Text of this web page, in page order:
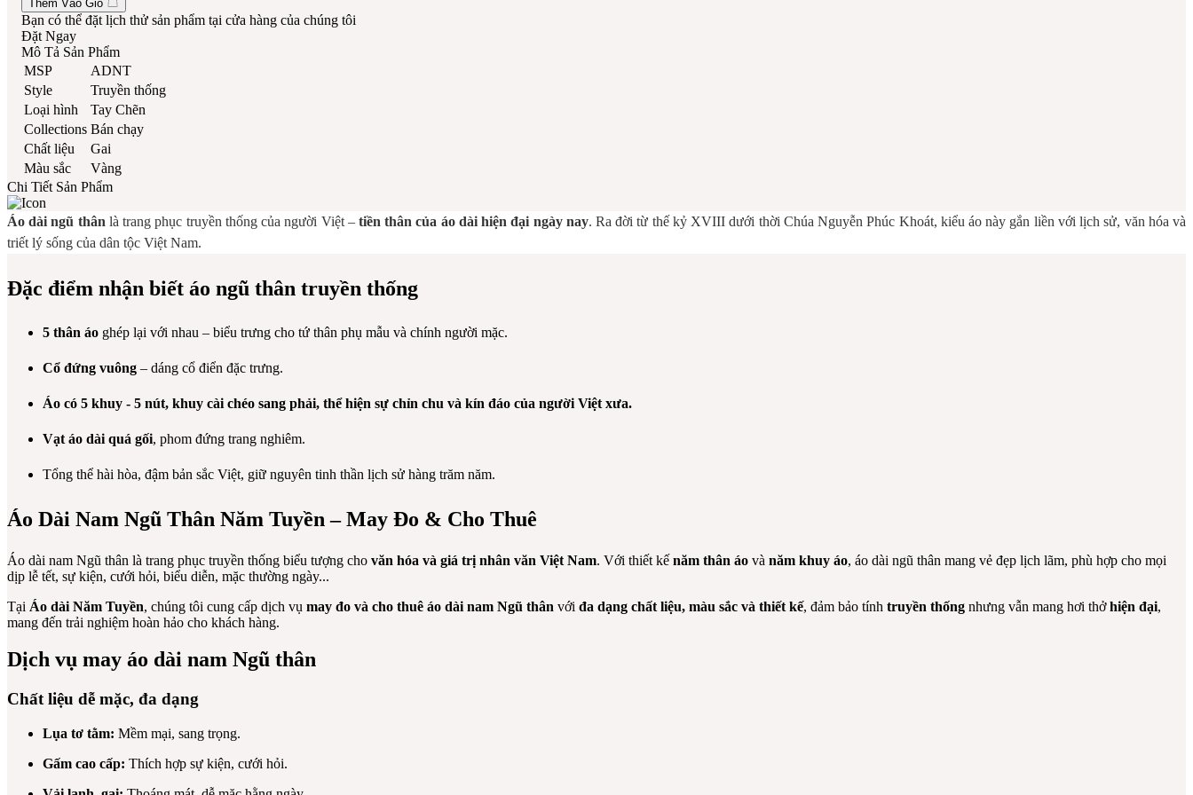
Thêm Vào Giỏ
Bạn có thể đặt lịch thử sản phẩm tại cửa hàng của chúng tôi
Đặt Ngay
Mô Tả Sản Phẩm
MSP
ADNT
Style
Truyền thống
Loại hình
Tay Chẽn
Collections Bán chạy
Chất liệu
Gai
Màu sắc
Vàng
Chi Tiết Sản Phẩm
Áo dài ngũ thân là trang phục truyền thống của người Việt – tiền thân của áo dài hiện đại ngày nay. Ra đời từ thế kỷ XVIII dưới thời Chúa Nguyễn Phúc Khoát, kiểu áo này gắn liền với lịch sử, văn hóa và
triết lý sống của dân tộc Việt Nam.
Đặc điểm nhận biết áo ngũ thân truyền thống
5 thân áo ghép lại với nhau – biểu trưng cho tứ thân phụ mẫu và chính người mặc.
Cổ đứng vuông – dáng cổ điển đặc trưng.
Áo có 5 khuy - 5 nút, khuy cài chéo sang phải, thể hiện sự chỉn chu và kín đáo của người Việt xưa.
Vạt áo dài quá gối, phom đứng trang nghiêm.
Tổng thể hài hòa, đậm bản sắc Việt, giữ nguyên tinh thần lịch sử hàng trăm năm.
Áo Dài Nam Ngũ Thân Năm Tuyền – May Đo & Cho Thuê
Áo dài nam Ngũ thân là trang phục truyền thống biểu tượng cho văn hóa và giá trị nhân văn Việt Nam. Với thiết kế năm thân áo và năm khuy áo, áo dài ngũ thân mang vẻ đẹp lịch lãm, phù hợp cho mọi
dịp lễ tết, sự kiện, cưới hỏi, biểu diễn, mặc thường ngày...
Tại Áo dài Năm Tuyền, chúng tôi cung cấp dịch vụ may đo và cho thuê áo dài nam Ngũ thân với đa dạng chất liệu, màu sắc và thiết kế, đảm bảo tính truyền thống nhưng vẫn mang hơi thởhiện đại,
mang đến trải nghiệm hoàn hảo cho khách hàng.
Dịch vụ may áo dài nam Ngũ thân
Chất liệu dễ mặc, đa dạng
Lụa tơ tằm: Mềm mại, sang trọng.
Gấm cao cấp: Thích hợp sự kiện, cưới hỏi.